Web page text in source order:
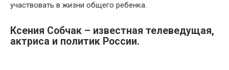
участвовать в жизни общего ребенка.
Ксения Собчак – известная телеведущая,
актриса и политик России.